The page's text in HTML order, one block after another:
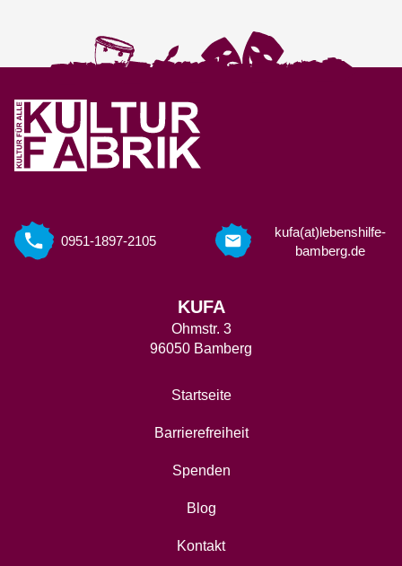
0951-1897-2105
kufa(at)lebenshilfe-
bamberg.de
KUFA
Ohmstr. 3
96050 Bamberg
Startseite
Barrierefreiheit
Spenden
Blog
Kontakt